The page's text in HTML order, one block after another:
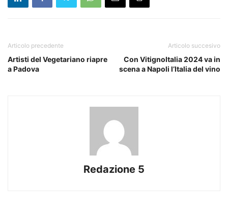
Articolo precedente
Artisti del Vegetariano riapre
a Padova
Articolo succesivo
Con VitignoItalia 2024 va in
scena a Napoli l’Italia del vino
Redazione 5